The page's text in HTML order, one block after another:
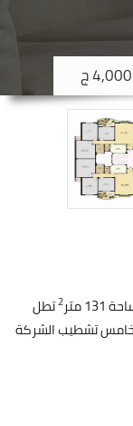
متر 2تطل
بالطابق الخامس تشطيب الشركة